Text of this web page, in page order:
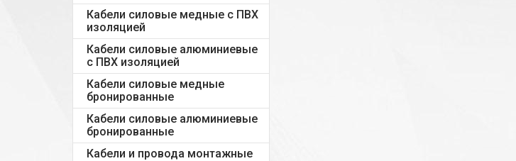
Кабели силовые медные с ПВХ
изоляцией
Кабели силовые алюминиевые
с ПВХ изоляцией
Кабели силовые медные
бронированные
Кабели силовые алюминиевые
бронированные
Кабели и провода монтажные